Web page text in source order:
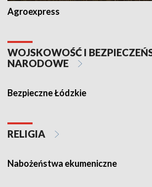
Agroexpress
WOJSKOWOŚĆ I
NARODOWE
Bezpieczne Łódzkie
RELIGIA
Nabożeństwa ekumeniczne